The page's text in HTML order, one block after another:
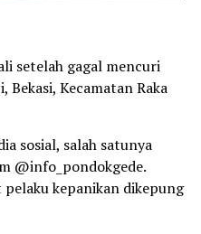
setelah gagal mencuri
Kecamatan Raka
sosial, salah satunya
@info_pondokgede.
kepanikan dikepung